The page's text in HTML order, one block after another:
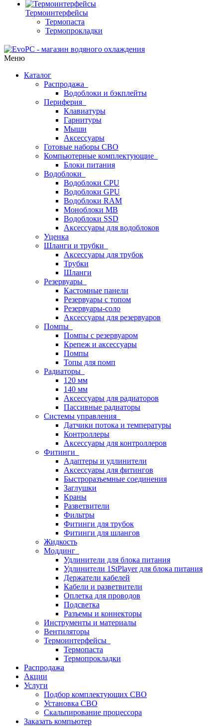
Термоинтерфейсы
Термопаста
Термопрокладки
Меню
Каталог
Распродажа
Водоблоки и бэкплейты
Периферия
Клавиатуры
Гарнитуры
Мыши
Аксессуары
Готовые наборы СВО
Компьютерные комплектующие
Блоки питания
Водоблоки
Водоблоки CPU
Водоблоки GPU
Водоблоки RAM
Моноблоки MB
Водоблоки SSD
Аксессуары для водоблоков
Уценка
Шланги и трубки
Аксессуары для трубок
Трубки
Шланги
Резервуары
Кастомные панели
Резервуары с топом
Резервуары-соло
Аксессуары для резервуаров
Помпы
Помпы с резервуаром
Крепеж и аксессуары
Помпы
Топы для помп
Радиаторы
120 мм
140 мм
Аксессуары для радиаторов
Пассивные радиаторы
Системы управления
Датчики потока и температуры
Контроллеры
Аксессуары для контроллеров
Фитинги
Адаптеры и удлинители
Аксессуары для фитингов
Быстроразъемные соединения
Заглушки
Краны
Разветвители
Фильтры
Фитинги для трубок
Фитинги для шлангов
Жидкость
Моддинг
Удлинители для блока питания
Удлинители 1StPlayer для блока питания
Держатели кабелей
Кабели и разветвители
Оплетка для проводов
Подсветка
Разъемы и коннекторы
Инструменты и материалы
Вентиляторы
Термоинтерфейсы
Термопаста
Термопрокладки
Распродажа
Акции
Услуги
Подбор комплектующих СВО
Установка СВО
Скальпирование процессора
Заказать компьютер